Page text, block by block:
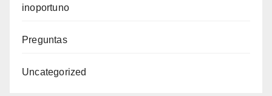
inoportuno
Preguntas
Uncategorized